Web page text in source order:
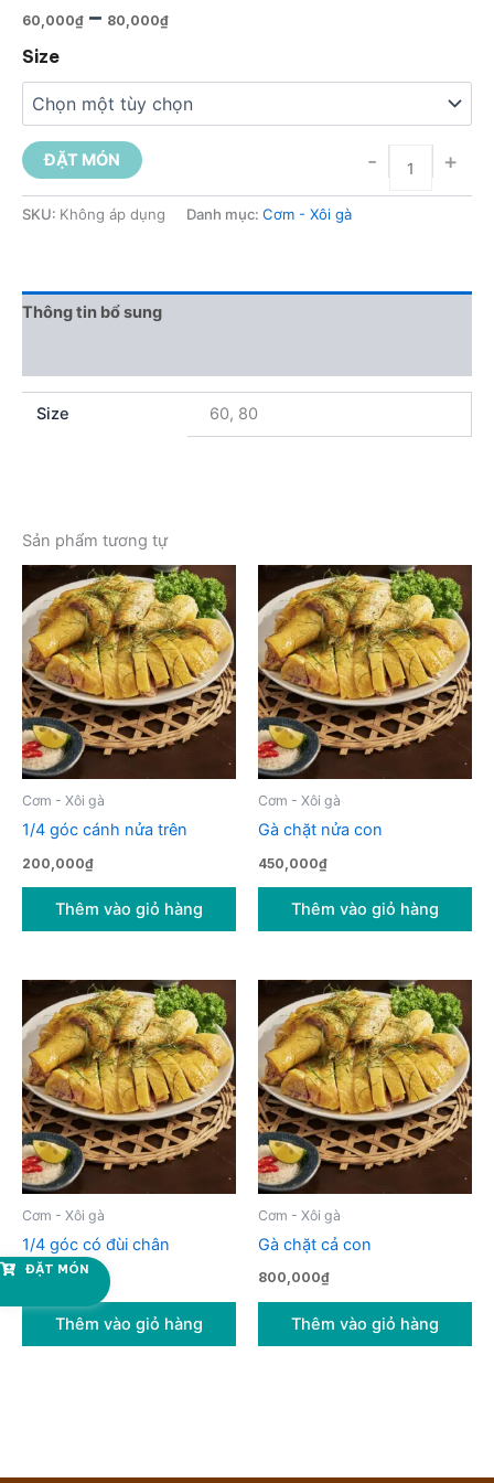
60,000₫ – 80,000₫
Size
- +
ĐẶT MÓN
SKU: Không áp dụng Danh mục: Cơm - Xôi gà
Thông tin bổ sung
Size 60, 80
Sản phẩm tương tự
Cơm - Xôi gà
1/4 góc cánh nửa trên
200,000₫
Thêm vào giỏ hàng
Cơm - Xôi gà
Gà chặt nửa con
450,000₫
Thêm vào giỏ hàng
Cơm - Xôi gà
1/4 góc có đùi chân
300,000₫
Thêm vào giỏ hàng
Cơm - Xôi gà
Gà chặt cả con
800,000₫
Thêm vào giỏ hàng
ĐẶT MÓN